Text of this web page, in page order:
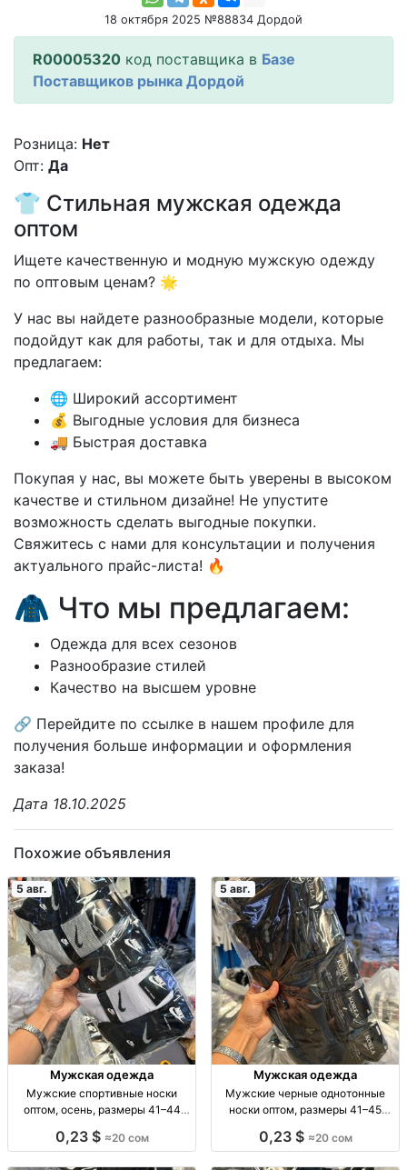
18 октября 2025 №88834 Дордой
R00005320 код поставщика в Базе
Поставщиков рынка Дордой
Розница: Нет
Опт: Да
👕 Стильная мужская одежда
оптом
Ищете качественную и модную мужскую одежду
по оптовым ценам? 🌟
У нас вы найдете разнообразные модели, которые
подойдут как для работы, так и для отдыха. Мы
предлагаем:
🌐 Широкий ассортимент
💰 Выгодные условия для бизнеса
🚚 Быстрая доставка
Покупая у нас, вы можете быть уверены в высоком
качестве и стильном дизайне! Не упустите
возможность сделать выгодные покупки.
Свяжитесь с нами для консультации и получения
актуального прайс-листа! 🔥
🧥 Что мы предлагаем:
Одежда для всех сезонов
Разнообразие стилей
Качество на высшем уровне
🔗 Перейдите по ссылке в нашем профиле для
получения больше информации и оформления
заказа!
Дата 18.10.2025
Похожие объявления
5 авг.
Мужская одежда
Мужские спортивные носки
оптом, осень, размеры 41–44
44, уп. 10 шт., опт.
0,23 $ ≈20 сом
5 авг.
Мужская одежда
Мужские черные однотонные
носки оптом, размеры 41–45
41–45, уп. 10 пар, опт.
0,23 $ ≈20 сом